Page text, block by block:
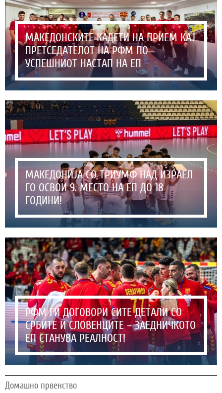
МАКЕДОНСКИТЕ КАДЕТИ НА ПРИЕМ КАЈ
ПРЕТСЕДАТЕЛОТ НА РФМ ПО
УСПЕШНИОТ НАСТАП НА ЕП
МАКЕДОНИЈА СО ТРИУМФ НАД ИЗРАЕЛ
ГО ОСВОИ 9. МЕСТО НА ЕП ДО 18
ГОДИНИ!
РФМ ГИ ДОГОВОРИ СИТЕ ДЕТАЛИ СО
СРБИТЕ И СЛОВЕНЦИТЕ – ЗАЕДНИЧКОТО
ЕП СТАНУВА РЕАЛНОСТ!
Домашно првенство